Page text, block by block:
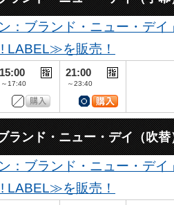
：ブランド・ニュー・デ
LABEL≫を販売！
15:00
～17:40
21:00
～23:40
ランド・ニュー・デイ（吹替
：ブランド・ニュー・デ
LABEL≫を販売！